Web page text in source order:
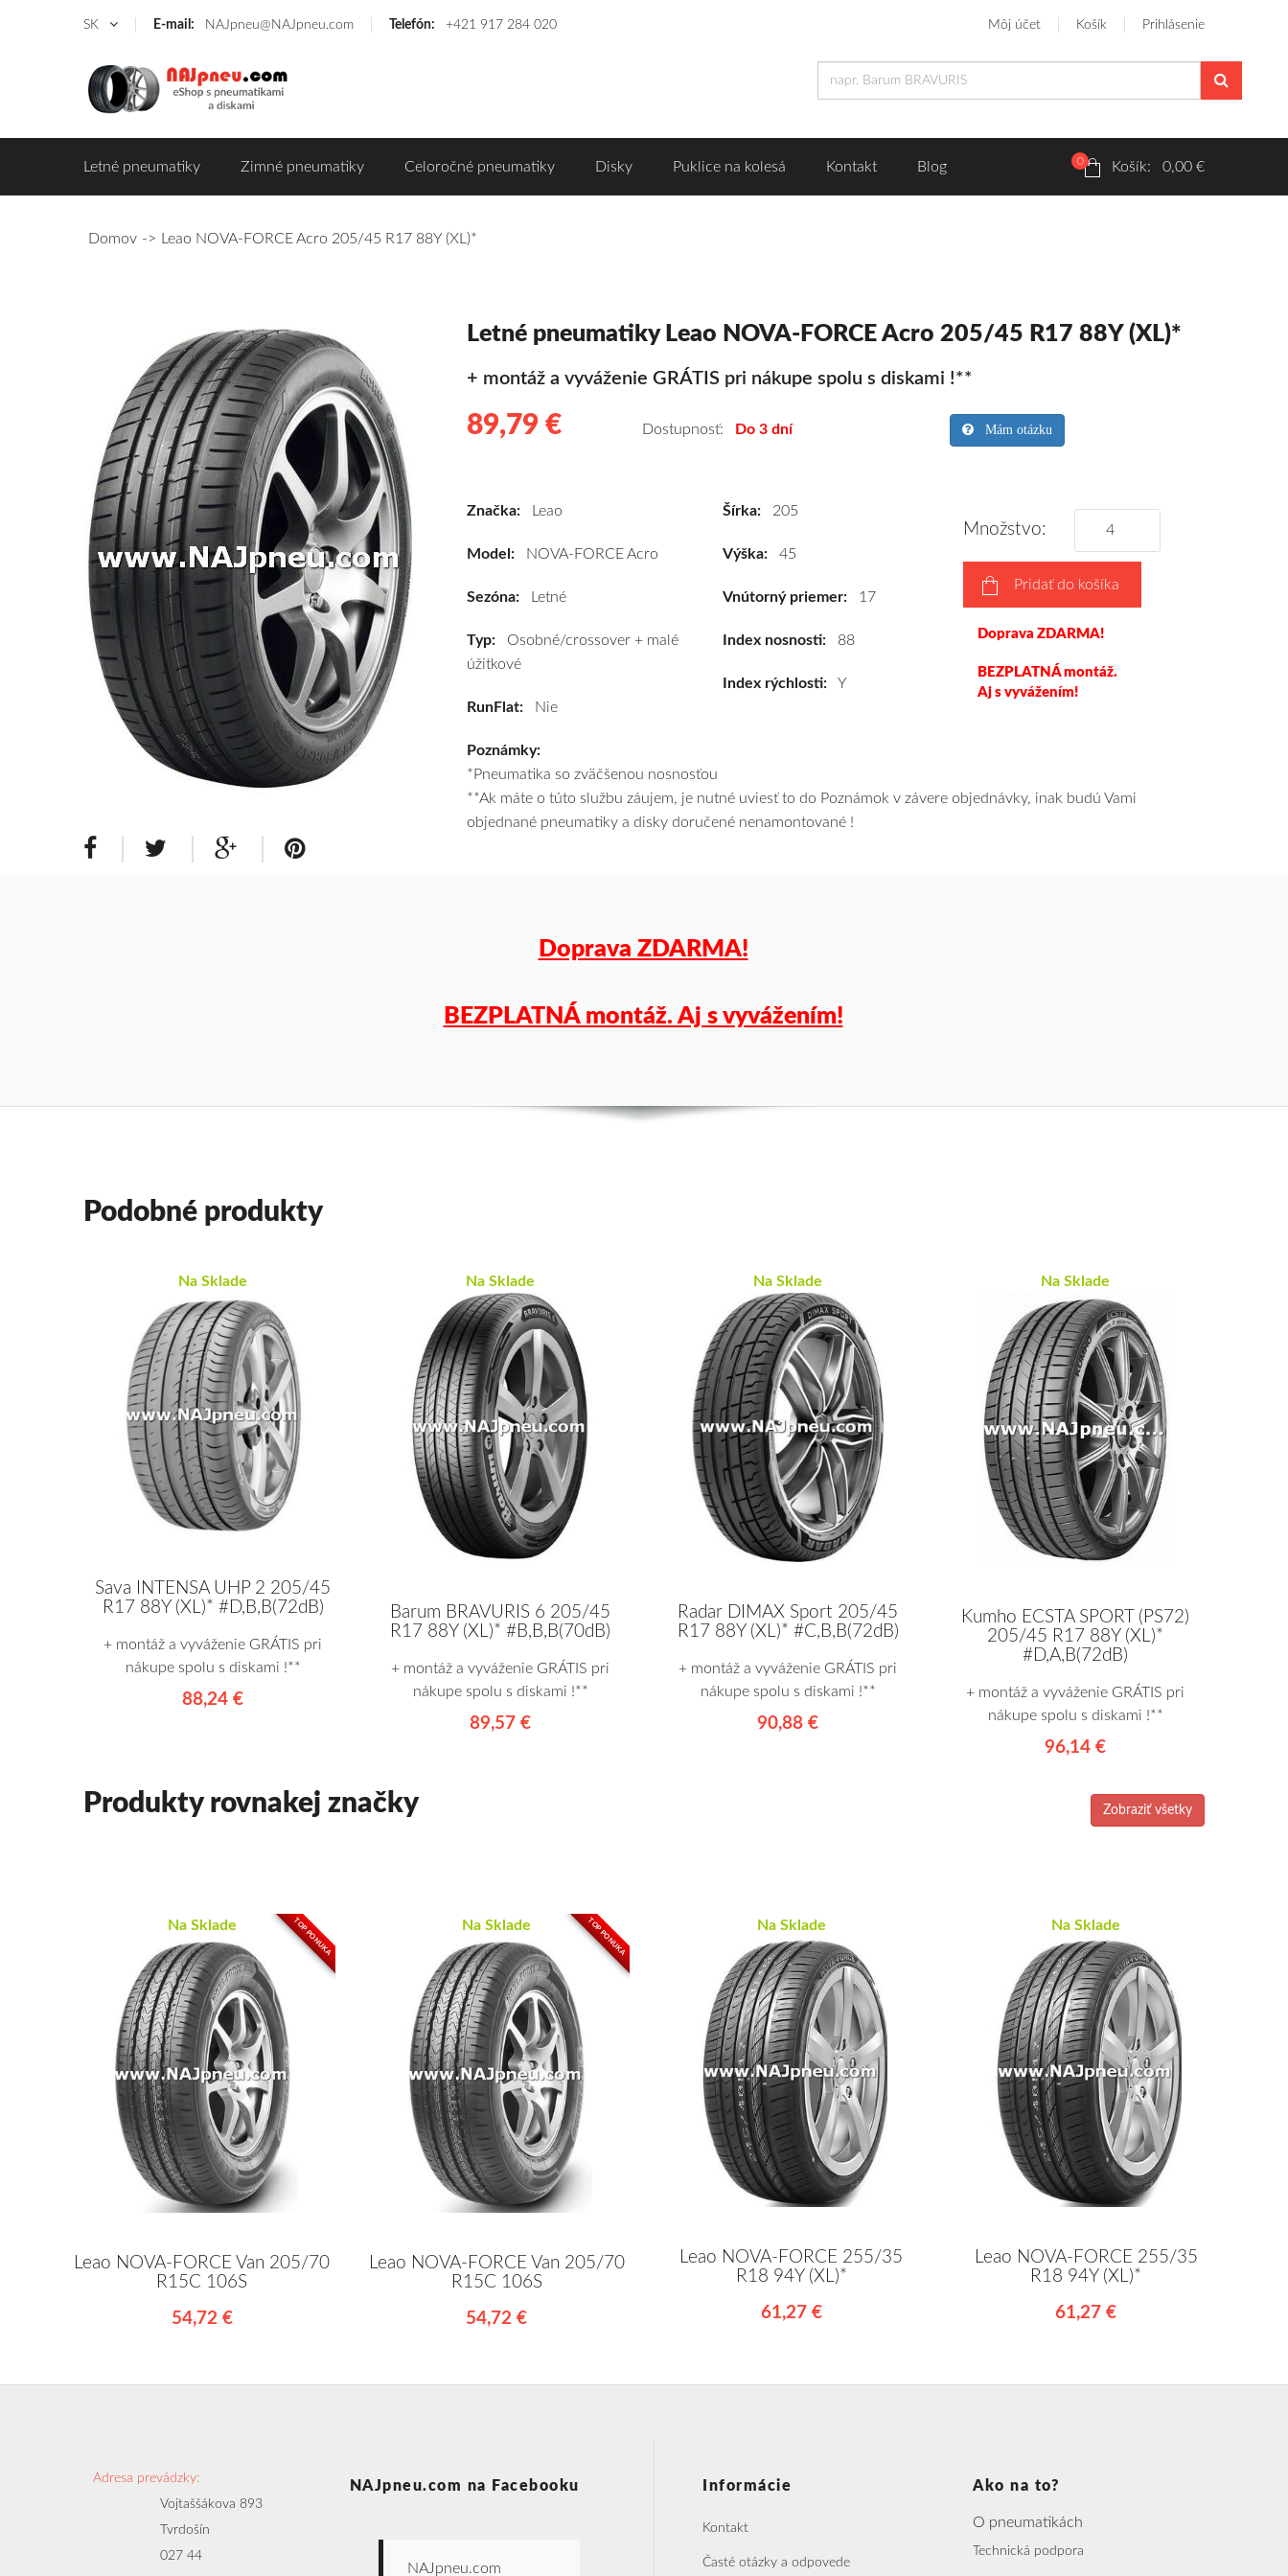
SK E-mail: NAJpneu@NAJpneu.com Telefón: +421 917 284 020 Môj účet Košík Prihlásenie
Letné pneumatiky Zimné pneumatiky Celoročné pneumatiky Disky Puklice na kolesá Kontakt Blog 0 Košík: 0,00 €
Domov Leao NOVA-FORCE Acro 205/45 R17 88Y (XL)*
Letné pneumatiky Leao NOVA-FORCE Acro 205/45 R17 88Y (XL)*
+ montáž a vyváženie GRÁTIS pri nákupe spolu s diskami !**
89,79 €
NOVA-
Acro
za
výhodnú
cenu
pneumatiky
na
disky
Dostupnosť: Do 3 dní Mám otázku
Značka: Leao
Model: NOVA-FORCE Acro
Sezóna: Letné
Typ: Osobné/crossover + malé
úžitkové
RunFlat: Nie
Šírka:205
Výška:45
Vnútorný priemer:17
Index nosnosti:88
Index rýchlosti:Y
Množstvo:
Pridať do košíka
Doprava ZDARMA!
BEZPLATNÁ montáž.
Aj s vyvážením!
Poznámky:
*Pneumatika so zväčšenou nosnosťou
**Ak máte o túto službu záujem, je nutné uviesť to do Poznámok v závere objednávky, inak budú Vami
objednané pneumatiky a disky doručené nenamontované !
Doprava ZDARMA!
BEZPLATNÁ montáž. Aj s vyvážením!
Podobné produkty
Na Sklade
Sava INTENSA UHP 2 205/45
R17 88Y (XL)* #D,B,B(72dB)
+ montáž a vyváženie GRÁTIS pri
nákupe spolu s diskami !**
88,24 €
Na Sklade
Barum BRAVURIS 6 205/45
R17 88Y (XL)* #B,B,B(70dB)
+ montáž a vyváženie GRÁTIS pri
nákupe spolu s diskami !**
89,57 €
Na Sklade
Radar DIMAX Sport 205/45
R17 88Y (XL)* #C,B,B(72dB)
+ montáž a vyváženie GRÁTIS pri
nákupe spolu s diskami !**
90,88 €
Na Sklade
Kumho ECSTA SPORT (PS72)
205/45 R17 88Y (XL)*
#D,A,B(72dB)
+ montáž a vyváženie GRÁTIS pri
nákupe spolu s diskami !**
96,14 €
Produkty rovnakej značky Zobraziť všetky
TOP PONUKA
Na Sklade
Leao NOVA-FORCE Van 205/70
R15C 106S
54,72 €
TOP PONUKA
Na Sklade
Leao NOVA-FORCE Van 205/70
R15C 106S
54,72 €
Na Sklade
Leao NOVA-FORCE 255/35
R18 94Y (XL)*
61,27 €
Na Sklade
Leao NOVA-FORCE 255/35
R18 94Y (XL)*
61,27 €
Adresa prevádzky:
Vojtaššákova 893
Tvrdošín
027 44
NAJpneu.com na Facebooku
NAJpneu.com
Informácie
Kontakt
Časté otázky a odpovede
Ako na to?
O pneumatikách
Technická podpora